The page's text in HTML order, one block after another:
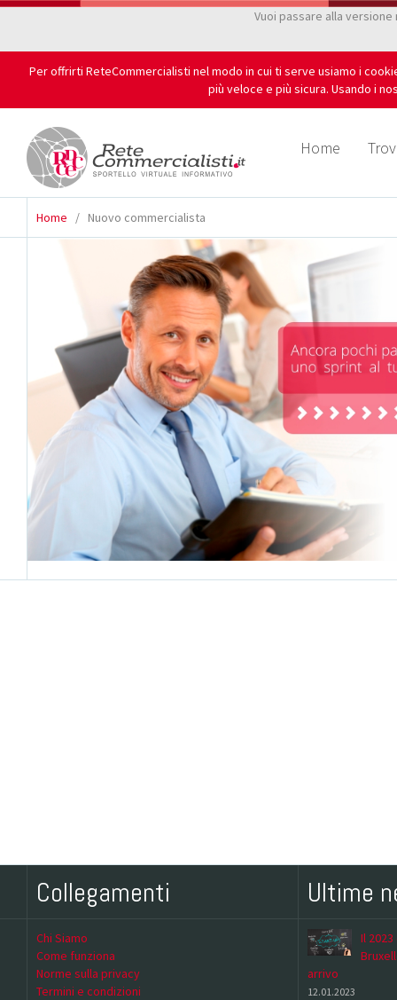
Vuoi passare alla
Per offrirti ReteCommercialisti nel modo in cui ti serve usiamo i
più veloce e più sicura. Usando i
Home
Home / Nuovo commercialista
Collegamenti
Chi Siamo
Come funziona
Norme sulla privacy
Termini e condizioni
Ultime
Il
arrivo
12.01.2023